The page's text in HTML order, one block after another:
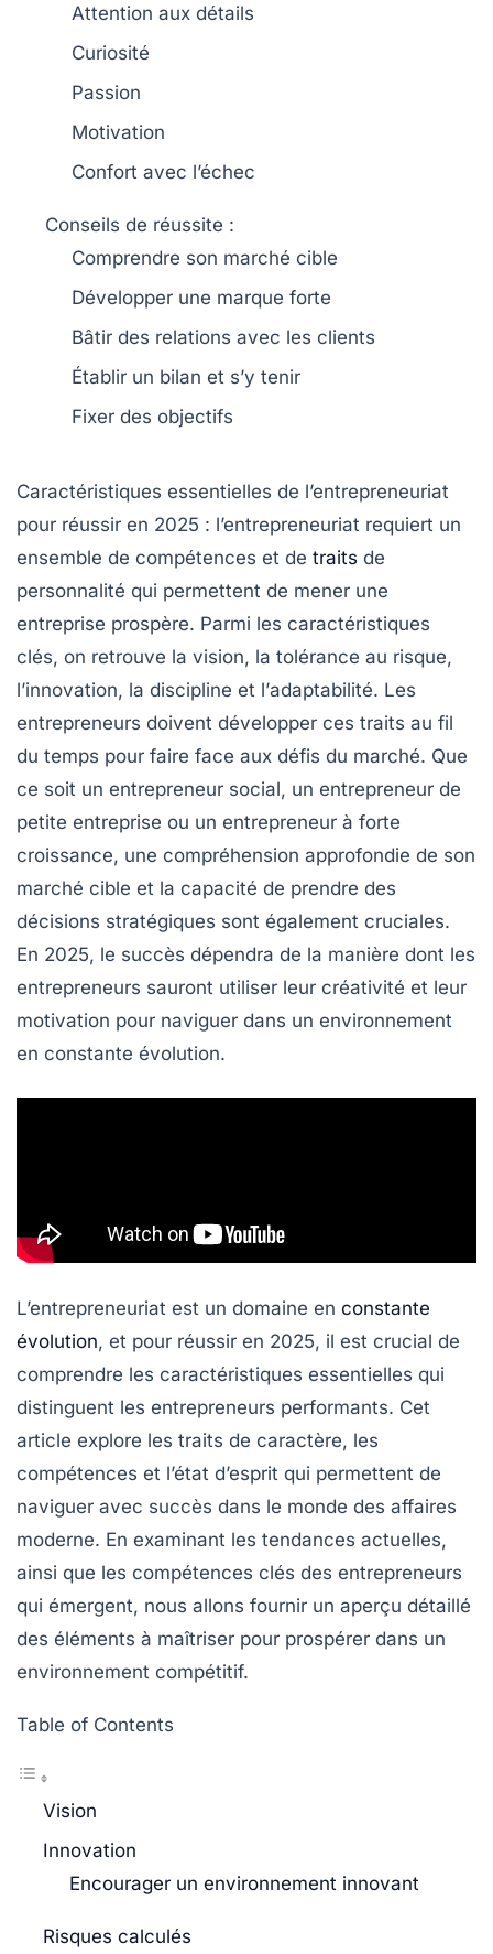
Attention aux détails
Curiosité
Passion
Motivation
Confort avec l’échec
Conseils de réussite :
Comprendre son marché cible
Développer une marque forte
Bâtir des relations avec les clients
Établir un bilan et s’y tenir
Fixer des objectifs
Caractéristiques essentielles de l’entrepreneuriat
pour réussir en 2025 : l’entrepreneuriat requiert un
ensemble de compétences et de traits de
personnalité qui permettent de mener une
entreprise prospère. Parmi les caractéristiques
clés, on retrouve la vision, la tolérance au risque,
l’innovation, la discipline et l’adaptabilité. Les
entrepreneurs doivent développer ces traits au fil
du temps pour faire face aux défis du marché. Que
ce soit un entrepreneur social, un entrepreneur de
petite entreprise ou un entrepreneur à forte
croissance, une compréhension approfondie de son
marché cible et la capacité de prendre des
décisions stratégiques sont également cruciales.
En 2025, le succès dépendra de la manière dont les
entrepreneurs sauront utiliser leur créativité et leur
motivation pour naviguer dans un environnement
en constante évolution.
L’entrepreneuriat est un domaine en constante
évolution, et pour réussir en 2025, il est crucial de
comprendre les caractéristiques essentielles qui
distinguent les entrepreneurs performants. Cet
article explore les traits de caractère, les
compétences et l’état d’esprit qui permettent de
naviguer avec succès dans le monde des affaires
moderne. En examinant les tendances actuelles,
ainsi que les compétences clés des entrepreneurs
qui émergent, nous allons fournir un aperçu détaillé
des éléments à maîtriser pour prospérer dans un
environnement compétitif.
Table of Contents
Vision
Innovation
Encourager un environnement innovant
Risques calculés